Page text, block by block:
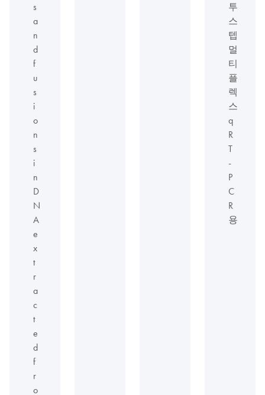
s
a
n
d
f
u
s
i
o
n
s
i
n
D
N
A
e
x
t
r
a
c
t
e
d
f
r
o
투
스
텝
멀
티
플
렉
스
q
R
T
-
P
C
R
용